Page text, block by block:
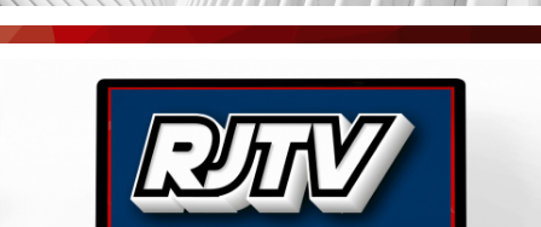
AGÊNCIA DE NOTÍCIAS
CNN BRASIL
PORTAL CEARÁ